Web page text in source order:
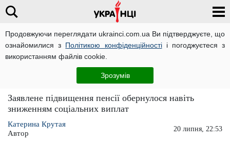
Продовжуючи переглядати ukrainci.com.ua Ви підтверджуєте, що
ознайомилися з Політикою конфіденційностіі погоджуєтеся з
використанням файлів cookie.
Зрозумів
Україна
Замість підвищення, деяким пенсіонерам
Заявлене підвищення пенсії обернулося навіть
зниженням соціальних виплат
Катерина Крутая
Автор
20 липня, 22:53